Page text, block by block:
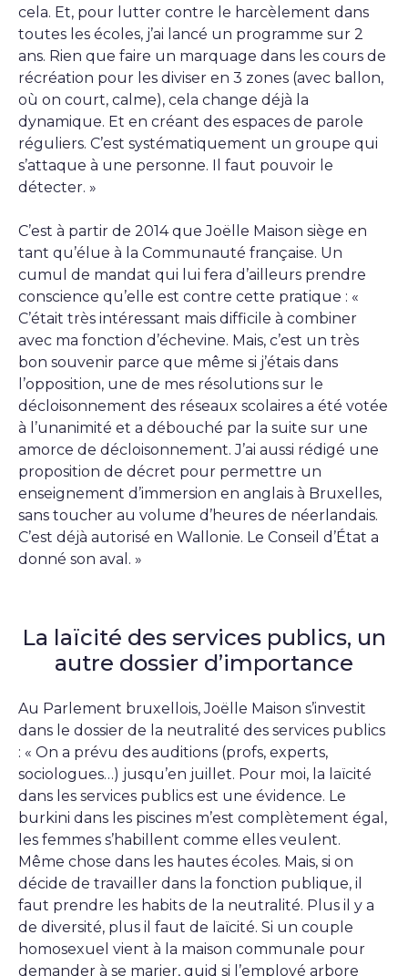
cela. Et, pour lutter contre le harcèlement dans
toutes les écoles, j’ai lancé un programme sur 2
ans. Rien que faire un marquage dans les cours de
récréation pour les diviser en 3 zones (avec ballon,
où on court, calme), cela change déjà la
dynamique. Et en créant des espaces de parole
réguliers. C’est systématiquement un groupe qui
s’attaque à une personne. Il faut pouvoir le
détecter. »
C’est à partir de 2014 que Joëlle Maison siège en
tant qu’élue à la Communauté française. Un
cumul de mandat qui lui fera d’ailleurs prendre
conscience qu’elle est contre cette pratique : «
C’était très intéressant mais difficile à combiner
avec ma fonction d’échevine. Mais, c’est un très
bon souvenir parce que même si j’étais dans
l’opposition, une de mes résolutions sur le
décloisonnement des réseaux scolaires a été votée
à l’unanimité et a débouché par la suite sur une
amorce de décloisonnement. J’ai aussi rédigé une
proposition de décret pour permettre un
enseignement d’immersion en anglais à Bruxelles,
sans toucher au volume d’heures de néerlandais.
C’est déjà autorisé en Wallonie. Le Conseil d’État a
donné son aval. »
La laïcité des services publics, un
autre dossier d’importance
Au Parlement bruxellois, Joëlle Maison s’investit
dans le dossier de la neutralité des services publics
: « On a prévu des auditions (profs, experts,
sociologues…) jusqu’en juillet. Pour moi, la laïcité
dans les services publics est une évidence. Le
burkini dans les piscines m’est complètement égal,
les femmes s’habillent comme elles veulent.
Même chose dans les hautes écoles. Mais, si on
décide de travailler dans la fonction publique, il
faut prendre les habits de la neutralité. Plus il y a
de diversité, plus il faut de laïcité. Si un couple
homosexuel vient à la maison communale pour
demander à se marier, quid si l’employé arbore